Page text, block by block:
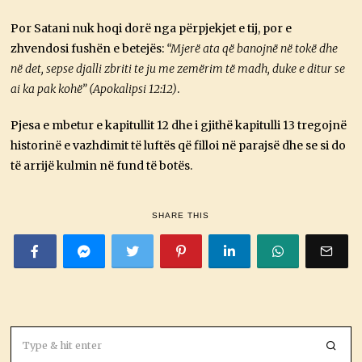
Por Satani nuk hoqi dorë nga përpjekjet e tij, por e
zhvendosi fushën e betejës: “Mjerë ata që banojnë në tokë dhe
në det, sepse djalli zbriti te ju me zemërim të madh, duke e ditur se
ai ka pak kohë” (Apokalipsi 12:12).
Pjesa e mbetur e kapitullit 12 dhe i gjithë kapitulli 13 tregojnë
historinë e vazhdimit të luftës që filloi në parajsë dhe se si do
të arrijë kulmin në fund të botës.
SHARE THIS